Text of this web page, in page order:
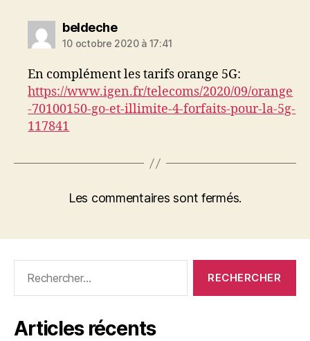
beldechedit :
10 octobre 2020 à 17:41
En complément les tarifs orange 5G:
https://www.igen.fr/telecoms/2020/09/orange
-70100150-go-et-illimite-4-forfaits-pour-la-5g-
117841
Les commentaires sont fermés.
Articles récents